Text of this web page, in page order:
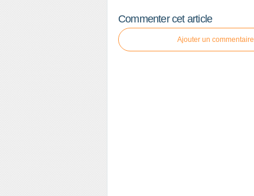
Commenter cet article
Ajouter un commentaire